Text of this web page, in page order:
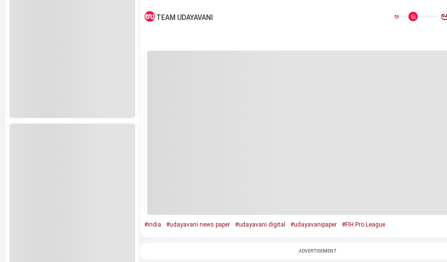
TEAM UDAYAVANI ಅ
#india #udayavani news paper #udayavani digital #udayavanipaper #FIH Pro League
ADVERTISEMENT